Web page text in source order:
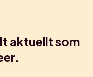
aktuellt som